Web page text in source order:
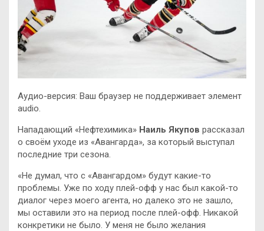
Аудио-версия: Ваш браузер не поддерживает элемент
audio.
Нападающий «Нефтехимика» Наиль Якупов рассказал
о своём уходе из «Авангарда», за который выступал
последние три сезона.
«Не думал, что с «Авангардом» будут какие-то
проблемы. Уже по ходу плей-офф у нас был какой-то
диалог через моего агента, но далеко это не зашло,
мы оставили это на период после плей-офф. Никакой
конкретики не было. У меня не было желания